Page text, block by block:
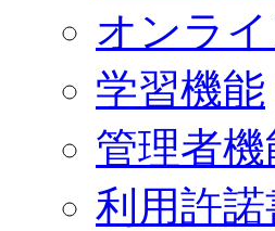
オンラ
学習機能
管理者
利用許